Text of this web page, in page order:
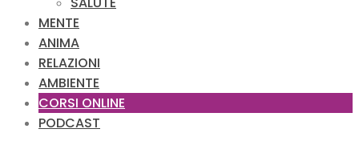
MENTE
ANIMA
RELAZIONI
AMBIENTE
CORSI ONLINE
PODCAST